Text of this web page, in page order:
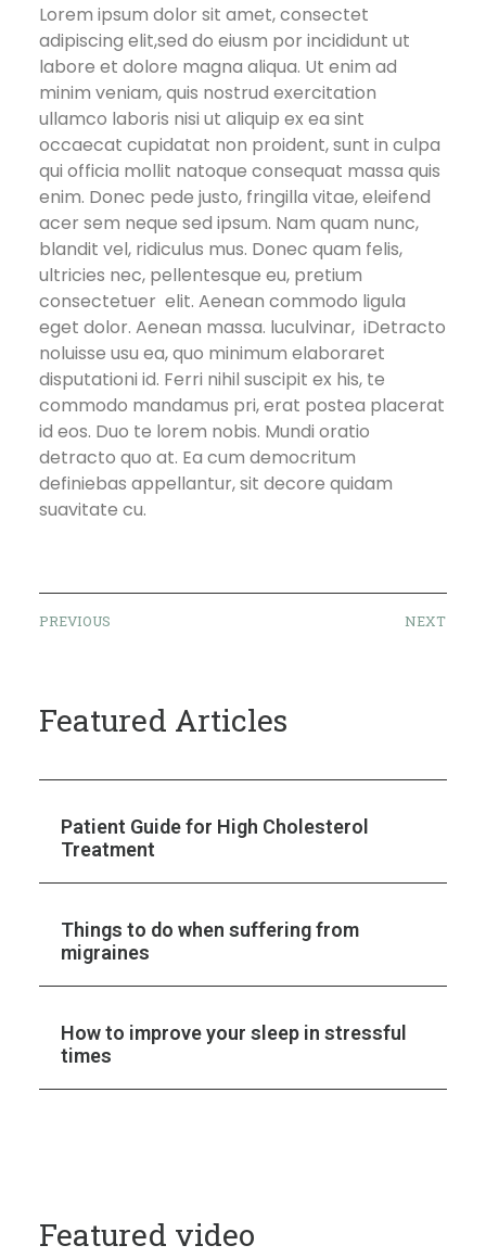
Lorem ipsum dolor sit amet, consectet
adipiscing elit,sed do eiusm por incididunt ut
labore et dolore magna aliqua. Ut enim ad
minim veniam, quis nostrud exercitation
ullamco laboris nisi ut aliquip ex ea sint
occaecat cupidatat non proident, sunt in culpa
qui officia mollit natoque consequat massa quis
enim. Donec pede justo, fringilla vitae, eleifend
acer sem neque sed ipsum. Nam quam nunc,
blandit vel, ridiculus mus. Donec quam felis,
ultricies nec, pellentesque eu, pretium
consectetuer elit. Aenean commodo ligula
eget dolor. Aenean massa. luculvinar, iDetracto
noluisse usu ea, quo minimum elaboraret
disputationi id. Ferri nihil suscipit ex his, te
commodo mandamus pri, erat postea placerat
id eos. Duo te lorem nobis. Mundi oratio
detracto quo at. Ea cum democritum
definiebas appellantur, sit decore quidam
suavitate cu.
PREVIOUS NEXT
Featured Articles
Patient Guide for High Cholesterol
Treatment
Things to do when suffering from
migraines
How to improve your sleep in stressful
times
Featured video